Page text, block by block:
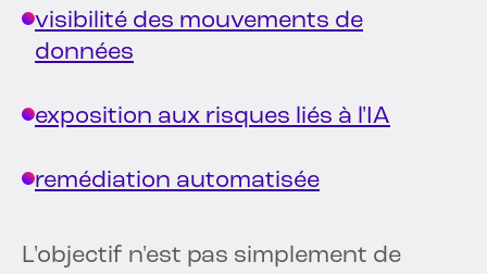
visibilité des mouvements de
données
exposition aux risques liés à l'IA
remédiation automatisée
L'objectif n'est pas simplement de